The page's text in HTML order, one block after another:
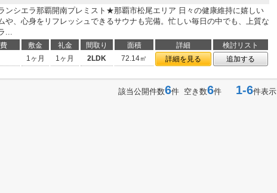
ンシエラ那覇開南プレミスト★那覇市松尾エリア 日々の健康維持に嬉しい
や、心身をリフレッシュできるサウナも完備。忙しい毎日の中でも、上質な
...
敷金 礼金 間取り 面積 詳細
検討リスト
1ヶ月 1ヶ月 2LDK 72.14㎡ 詳細を見る 追加する
該当公開件数6件 空き数6件 1-6件表示